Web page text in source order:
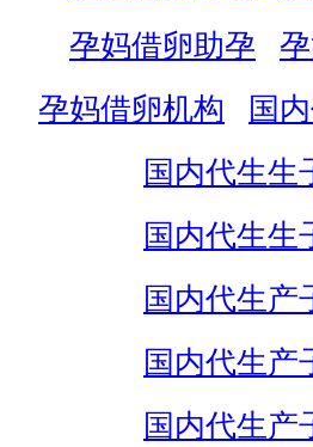
孕妈借卵助孕
孕妈借卵机构
国
国内代生生
国内代生生
国内代生产
国内代生产
国内代生产